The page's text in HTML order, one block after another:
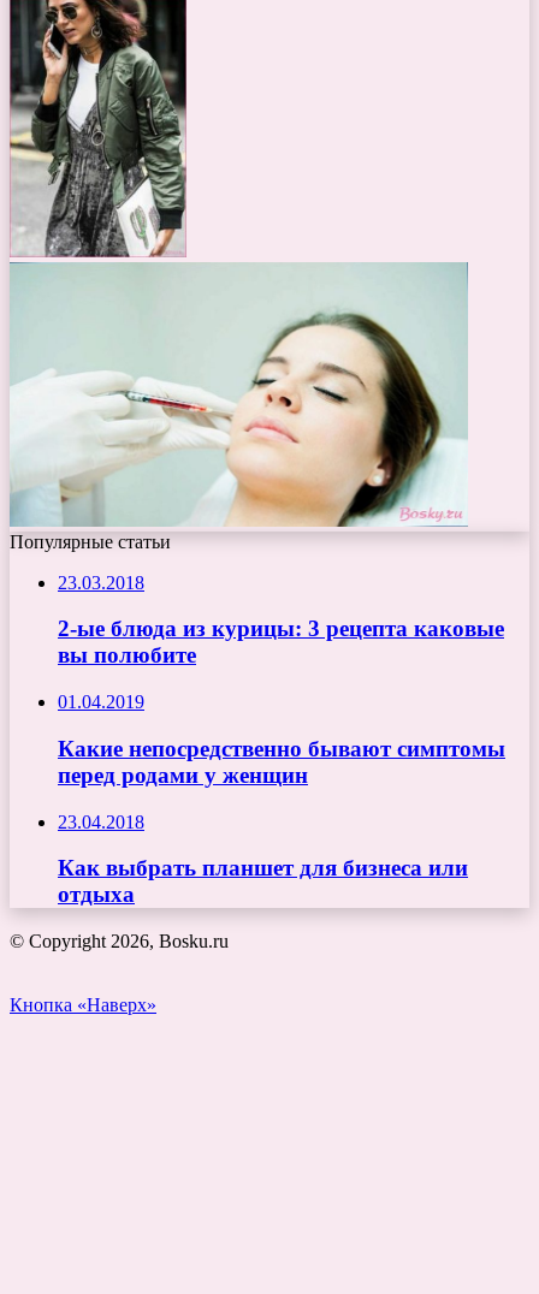
Популярные статьи
23.03.2018
2-ые блюда из курицы: 3 рецепта каковые
вы полюбите
01.04.2019
Какие непосредственно бывают симптомы
перед родами у женщин
23.04.2018
Как выбрать планшет для бизнеса или
отдыха
© Copyright 2026, Bosku.ru
Кнопка «Наверх»